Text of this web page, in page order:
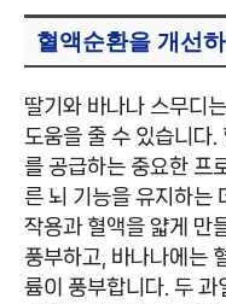
혈액순환을 개선
딸기와 바나나 스무디
도움을 줄 수 있습니다
를 공급하는 중요한 프
른 뇌 기능을 유지하는
작용과 혈액을 얇게 만
풍부하고, 바나나에는
륨이 풍부합니다. 두 과